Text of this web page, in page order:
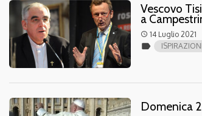
Vescovo
a
access_time 14 Luglio 2021
label
Domenica